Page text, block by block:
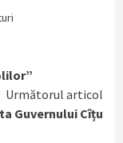
Următorul articol
Guvernului Cîțu